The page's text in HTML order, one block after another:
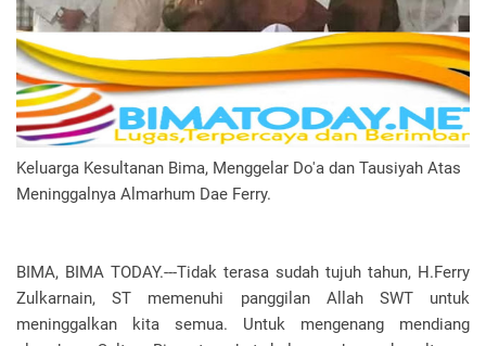
Keluarga Kesultanan Bima, Menggelar Do'a dan Tausiyah Atas
Meninggalnya Almarhum Dae Ferry.
BIMA, BIMA TODAY.---Tidak terasa sudah tujuh tahun, H.Ferry
Zulkarnain, ST memenuhi panggilan Allah SWT untuk
meninggalkan kita semua. Untuk mengenang mendiang